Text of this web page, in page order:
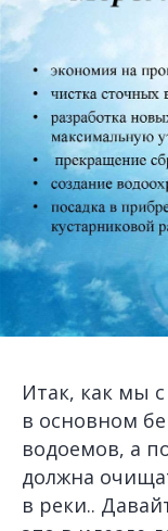
Итак, как мы
в основном
водоемов, а
должна
в реки..